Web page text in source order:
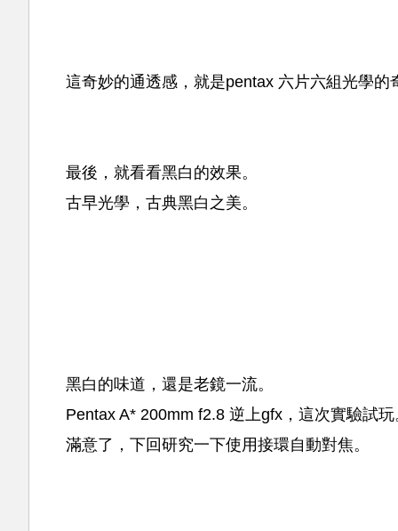
這奇妙的通透感，就是pentax 六片六組光學的
最後，就看看黑白的效果。
古早光學，古典黑白之美。
黑白的味道，還是老鏡一流。
Pentax A* 200mm f2.8 逆上gfx，這次實驗試玩
滿意了，下回研究一下使用接環自動對焦。